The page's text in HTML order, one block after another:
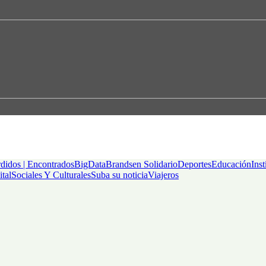
| EncontradosBigDataBrandsen SolidarioDeportesEducación
Sociales Y CulturalesSuba su noticiaViajeros